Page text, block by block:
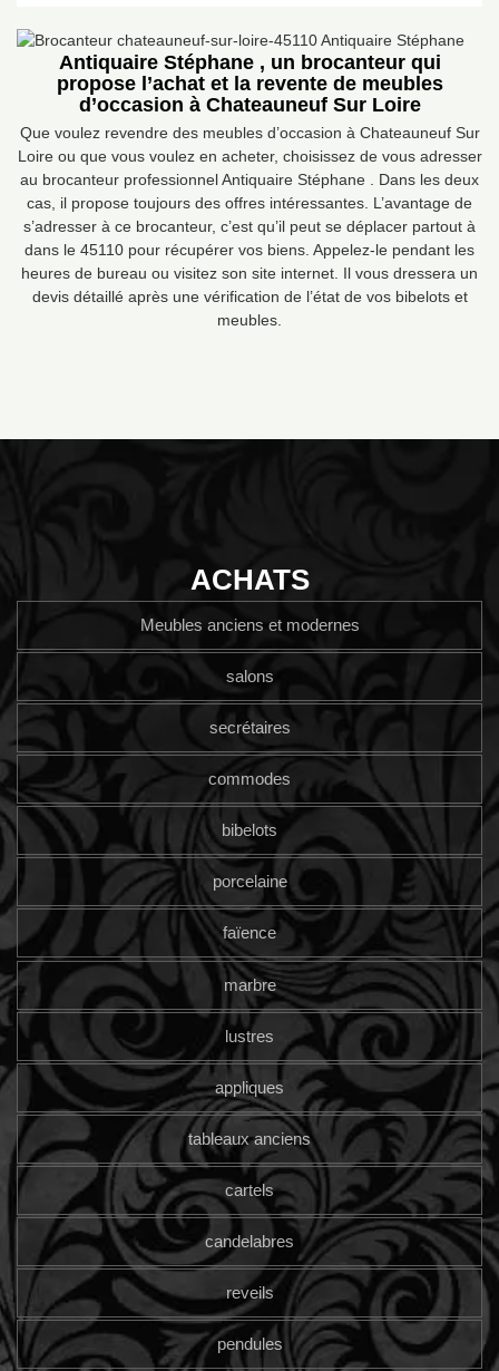
Antiquaire Stéphane , un brocanteur qui
propose l’achat et la revente de meubles
d’occasion à Chateauneuf Sur Loire
Que voulez revendre des meubles d’occasion à Chateauneuf Sur
Loire ou que vous voulez en acheter, choisissez de vous adresser
au brocanteur professionnel Antiquaire Stéphane . Dans les deux
cas, il propose toujours des offres intéressantes. L’avantage de
s’adresser à ce brocanteur, c’est qu’il peut se déplacer partout à
dans le 45110 pour récupérer vos biens. Appelez-le pendant les
heures de bureau ou visitez son site internet. Il vous dressera un
devis détaillé après une vérification de l’état de vos bibelots et
meubles.
ACHATS
Meubles anciens et modernes
salons
secrétaires
commodes
bibelots
porcelaine
faïence
marbre
lustres
appliques
tableaux anciens
cartels
candelabres
reveils
pendules